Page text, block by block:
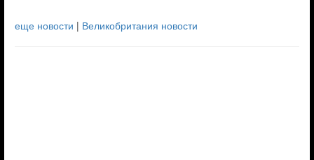
еще новости | Великобритания новости